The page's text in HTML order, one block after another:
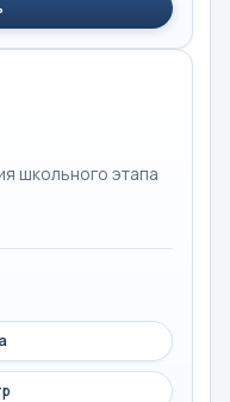
школьного этапа